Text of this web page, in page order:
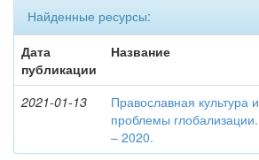
Найденные ресурсы:
Дата
публикации
Название
2021-01-13
Православная культура и
проблемы глобализации.
– 2020.